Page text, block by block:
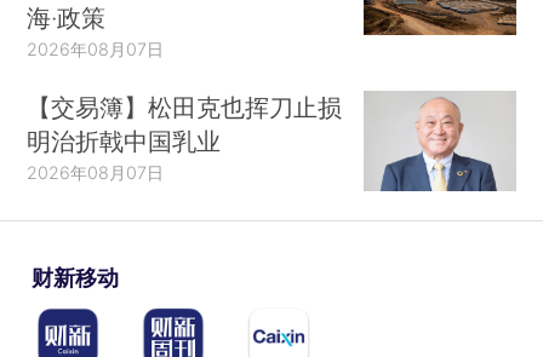
海·政策
2026年08月07日
【交易簿】松田克也挥刀止损
明治折戟中国乳业
2026年08月07日
财新移动